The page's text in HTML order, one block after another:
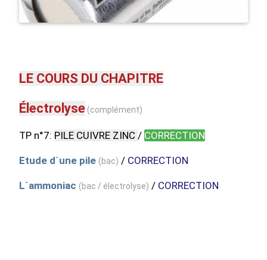
LE COURS DU CHAPITRE
Électrolyse (complément)
TP n°7: PILE CUIVRE ZINC / CORRECTION
Etude d´une pile (bac) / CORRECTION
L´ammoniac (bac / électrolyse) / CORRECTION